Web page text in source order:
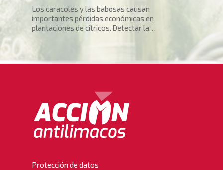
Los caracoles y las babosas causan
importantes pérdidas económicas en
plantaciones de cítricos. Detectar la…
Protección de datos